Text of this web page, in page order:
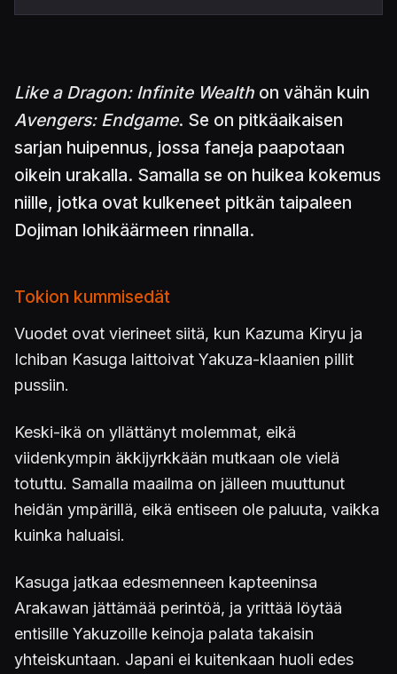
Like a Dragon: Infinite Wealth on vähän kuin
Avengers: Endgame. Se on pitkäaikaisen
sarjan huipennus, jossa faneja paapotaan
oikein urakalla. Samalla se on huikea kokemus
niille, jotka ovat kulkeneet pitkän taipaleen
Dojiman lohikäärmeen rinnalla.
Tokion kummisedät
Vuodet ovat vierineet siitä, kun Kazuma Kiryu ja
Ichiban Kasuga laittoivat Yakuza-klaanien pillit
pussiin.
Keski-ikä on yllättänyt molemmat, eikä
viidenkympin äkkijyrkkään mutkaan ole vielä
totuttu. Samalla maailma on jälleen muuttunut
heidän ympärillä, eikä entiseen ole paluuta, vaikka
kuinka haluaisi.
Kasuga jatkaa edesmenneen kapteeninsa
Arakawan jättämää perintöä, ja yrittää löytää
entisille Yakuzoille keinoja palata takaisin
yhteiskuntaan. Japani ei kuitenkaan huoli edes